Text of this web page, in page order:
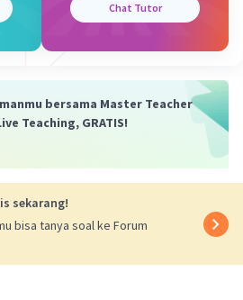
(0 Balas
Chat Tutor
bersama Master Teacher
Teaching, GRATIS!
sekarang!
bisa tanya soal ke Forum